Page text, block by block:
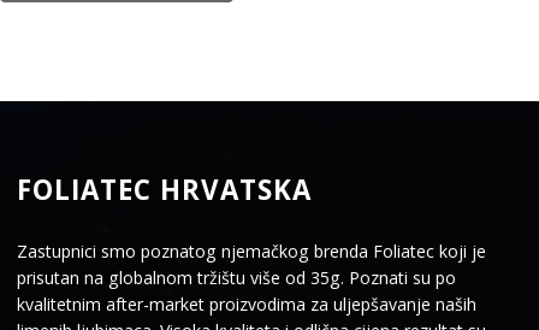
FOLIATEC HRVATSKA
Zastupnici smo poznatog njemačkog brenda Foliatec koji je
prisutan na globalnom tržištu više od 35g. Poznati su po
kvalitetnim after-market proizvodima za uljepšavanje naših